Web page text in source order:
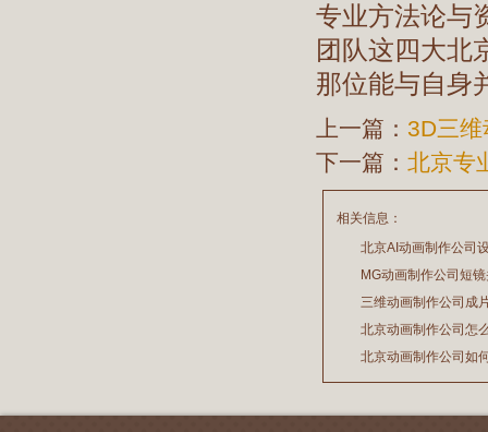
专业方法论与
团队这四大北
那位能与自身
上一篇： 3D三
下一篇： 北京专
相关信息：
北京AI动画制作公司
久吗？
2026/07/29
MG动画制作公司短
2026/07/24
三维动画制作公司成
期吗？
2026/07/22
北京动画制作公司怎
2026/03/13
北京动画制作公司如
2026/03/11